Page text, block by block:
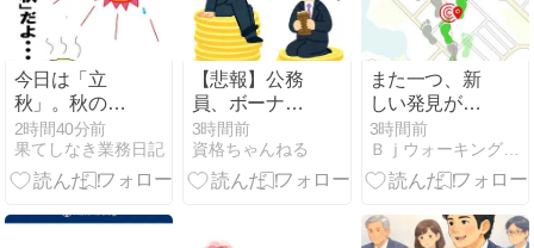
今日は「立
秋」。秋の気
配が、立つこ
ろ。
2時間40分前
果てしなき業務日記
【悲報】公務
員、ボーナス
を増額 「民間
企業に合わせ
ました」
3時間前
資格ちゃんねる
また一つ、新
しい発見があ
りました。
3時間前
ＢｊウォーキングスクールＮｏｒｉｋｏ日記